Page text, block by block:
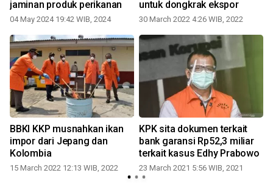
jaminan produk perikanan
04 May 2024 19:42 WIB, 2024
untuk dongkrak ekspor
30 March 2022 4:26 WIB, 2022
BBKI KKP musnahkan ikan
impor dari Jepang dan
Kolombia
15 March 2022 12:13 WIB, 2022
KPK sita dokumen terkait
bank garansi Rp52,3 miliar
terkait kasus Edhy Prabowo
23 March 2021 5:56 WIB, 2021